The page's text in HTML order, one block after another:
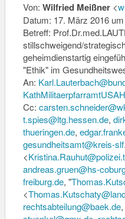
Von: Wilfried Meißner <
Datum: 17. März 2016
Betreff:
stillschweigend/
geheimdienstartig
"Ethik" im
An:
Cc:
t.spies@ltg.hessen.de,
thueringen.de,
gesundheitsamt@kreis-
<Kristina.Rauhut@polizei.
andreas.gruen@hs-
freiburg.de, "
<
rechtsabteilung@baek.de,